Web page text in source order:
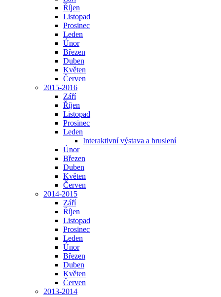
Říjen
Listopad
Prosinec
Leden
Únor
Březen
Duben
Květen
Červen
2015-2016
Září
Říjen
Listopad
Prosinec
Leden
Interaktivní výstava a bruslení
Únor
Březen
Duben
Květen
Červen
2014-2015
Září
Říjen
Listopad
Prosinec
Leden
Únor
Březen
Duben
Květen
Červen
2013-2014